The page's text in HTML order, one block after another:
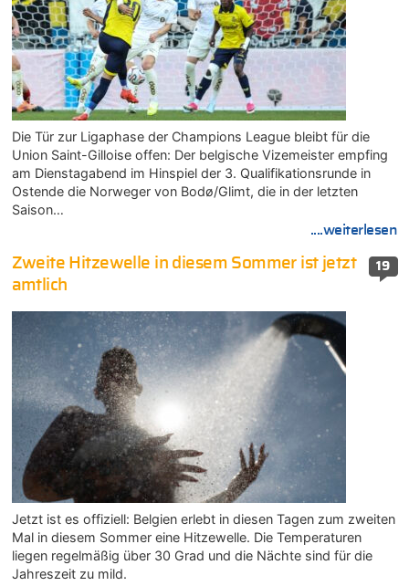
Die Tür zur Ligaphase der Champions League bleibt für die
Union Saint-Gilloise offen: Der belgische Vizemeister empfing
am Dienstagabend im Hinspiel der 3. Qualifikationsrunde in
Ostende die Norweger von Bodø/Glimt, die in der letzten
Saison…
....weiterlesen
19
Zweite Hitzewelle in diesem Sommer ist jetzt
amtlich
Jetzt ist es offiziell: Belgien erlebt in diesen Tagen zum zweiten
Mal in diesem Sommer eine Hitzewelle. Die Temperaturen
liegen regelmäßig über 30 Grad und die Nächte sind für die
Jahreszeit zu mild.